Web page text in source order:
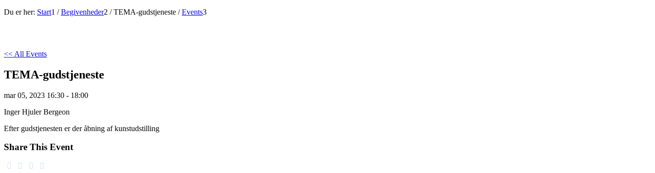
Du er her: Start1 / Begivenheder2 / TEMA-gudstjeneste / Events3
<< All Events
TEMA-gudstjeneste
mar 05, 2023 16:30 - 18:00
Inger Hjuler Bergeon
Efter gudstjenesten er der åbning af kunstudstilling
Share This Event